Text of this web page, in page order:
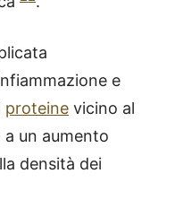
e
proteine vicino al
un aumento
densità dei